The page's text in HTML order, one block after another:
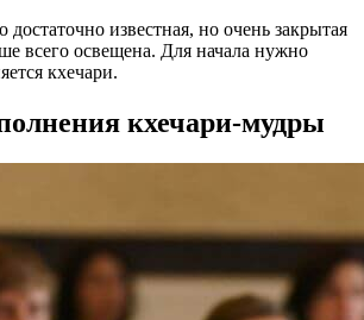
достаточно известная, но очень закрытая
всего освещена. Для начала нужно
кхечари.
кхечари-мудры